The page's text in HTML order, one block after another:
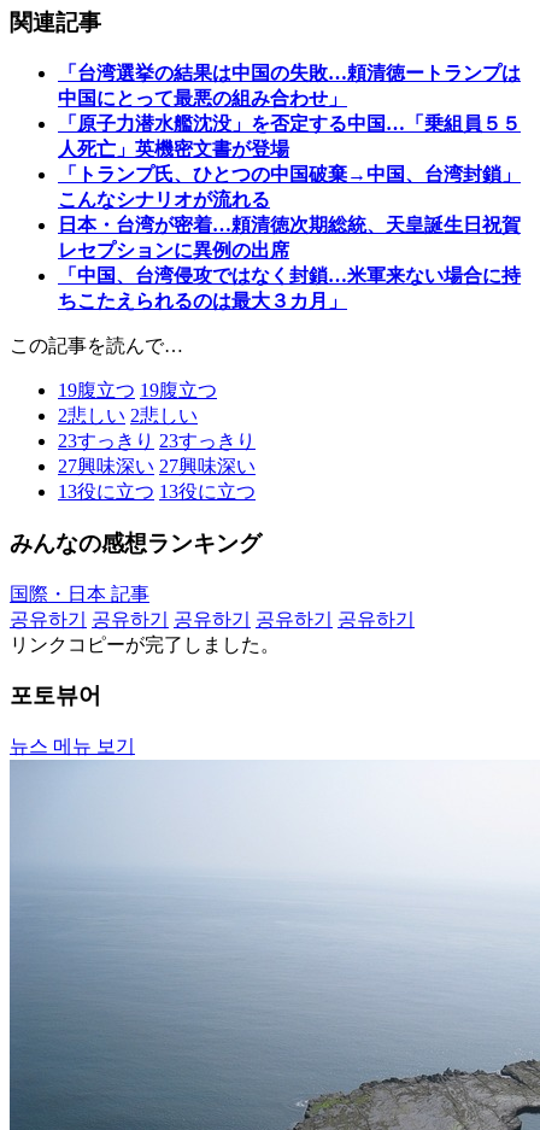
関連記事
「台湾選挙の結果は中国の失敗…頼清徳ートランプは
中国にとって最悪の組み合わせ」
「原子力潜水艦沈没」を否定する中国…「乗組員５５
人死亡」英機密文書が登場
「トランプ氏、ひとつの中国破棄→中国、台湾封鎖」
こんなシナリオが流れる
日本・台湾が密着…頼清徳次期総統、天皇誕生日祝賀
レセプションに異例の出席
「中国、台湾侵攻ではなく封鎖…米軍来ない場合に持
ちこたえられるのは最大３カ月」
この記事を読んで…
19腹立つ 19腹立つ
2悲しい 2悲しい
23すっきり 23すっきり
27興味深い 27興味深い
13役に立つ 13役に立つ
みんなの感想ランキング
国際・日本 記事
공유하기
공유하기 공유하기 공유하기
공유하기
リンクコピーが完了しました。
포토뷰어
뉴스 메뉴 보기